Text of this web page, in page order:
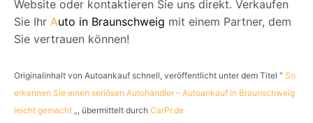
Website oder kontaktieren Sie uns direkt. Verkaufen
Sie Ihr Auto in Braunschweig mit einem Partner, dem
Sie vertrauen können!
Originalinhalt von Autoankauf schnell, veröffentlicht unter dem Titel “ So
erkennen Sie einen seriösen Autohändler – Autoankauf in Braunschweig
leicht gemacht „, übermittelt durch CarPr.de